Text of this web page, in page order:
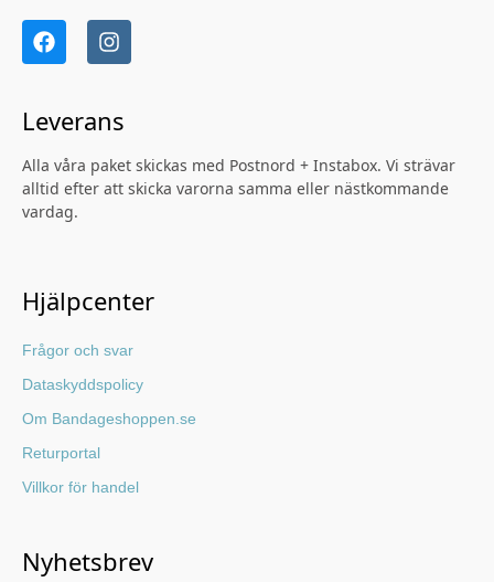
Leverans
Alla våra paket skickas med Postnord + Instabox. Vi strävar
alltid efter att skicka varorna samma eller nästkommande
vardag.
Hjälpcenter
Frågor och svar
Dataskyddspolicy
Om Bandageshoppen.se
Returportal
Villkor för handel
Nyhetsbrev